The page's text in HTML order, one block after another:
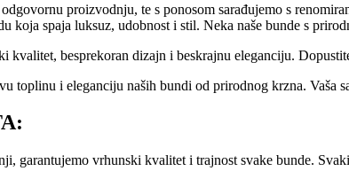
proizvodnju, te s ponosom sarađujemo s
koja spaja luksuz, udobnost i stil. Neka naše bunde s
kvalitet, besprekoran dizajn i beskrajnu eleganciju.
toplinu i eleganciju naših bundi od prirodnog krzna. Vaša
garantujemo vrhunski kvalitet i trajnost svake bunde.